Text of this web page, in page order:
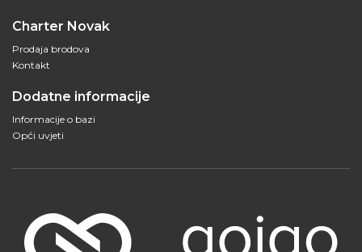
Charter Novak
Prodaja brodova
Kontakt
Dodatne informacije
Informacije o bazi
Opći uvjeti